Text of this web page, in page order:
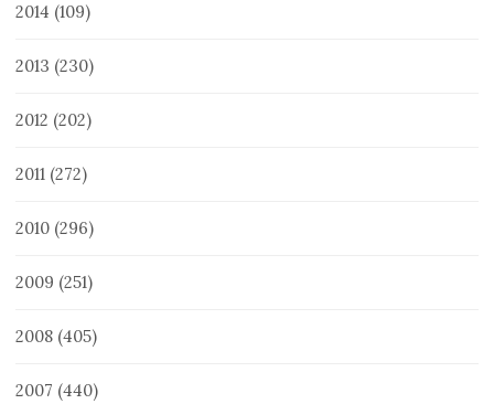
2014 (109)
2013 (230)
2012 (202)
2011 (272)
2010 (296)
2009 (251)
2008 (405)
2007 (440)